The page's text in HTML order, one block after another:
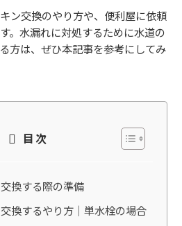
ン交換のやり方や、便利屋に依頼
。水漏れに対処するために水道の
方は、ぜひ本記事を参考にしてみ
目次
換する際の準備
換するやり方｜単水栓の場合